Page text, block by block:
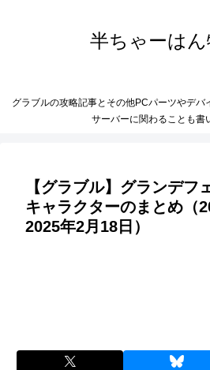
半ちゃーは
グラブルの攻略記事とその他PCパーツやデ
サーバーに関わることも書
【グラブル】グランデフ
キャラクターのまとめ（
2025年2月18日）